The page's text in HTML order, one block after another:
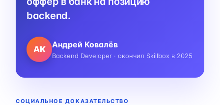
backend.
АК Андрей Ковалёв
Backend Developer · окончил Skillbox в 2025
СОЦИАЛЬНОЕ ДОКАЗАТЕЛЬСТВО